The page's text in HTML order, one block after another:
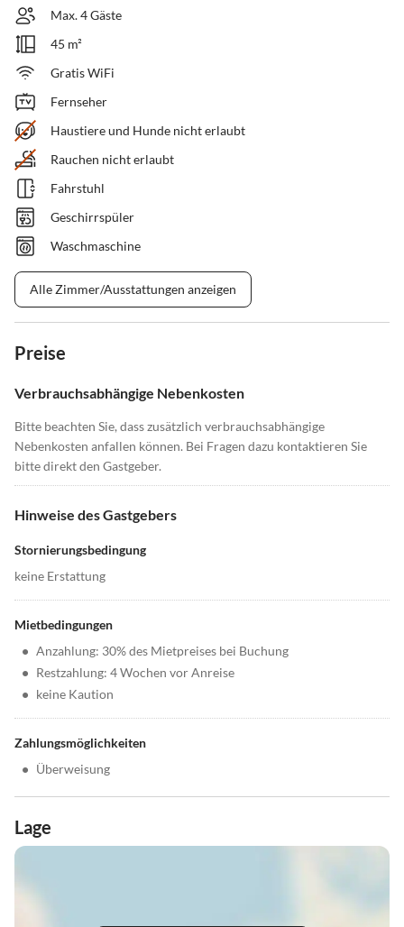
Max. 4 Gäste
45 m²
Gratis WiFi
Fernseher
Haustiere und Hunde nicht erlaubt
Rauchen nicht erlaubt
Fahrstuhl
Geschirrspüler
Waschmaschine
Alle Zimmer/Ausstattungen anzeigen
Preise
Verbrauchsabhängige Nebenkosten
Bitte beachten Sie, dass zusätzlich verbrauchsabhängige
Nebenkosten anfallen können. Bei Fragen dazu kontaktieren Sie
bitte direkt den Gastgeber.
Hinweise des Gastgebers
Stornierungsbedingung
keine Erstattung
Mietbedingungen
• Anzahlung: 30% des Mietpreises bei Buchung
• Restzahlung: 4 Wochen vor Anreise
• keine Kaution
Zahlungsmöglichkeiten
• Überweisung
Lage